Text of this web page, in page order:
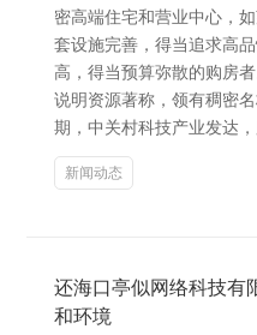
密高端住宅和营业中心，
套设施完善，得当追求高
高，得当预算弥散的购房
说明资源著称，领有稠密
期，中关村科技产业发达，
新闻动态
还海口亭似网络科技有
和环境